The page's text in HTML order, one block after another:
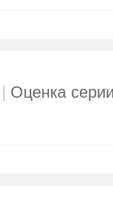
| Оценка